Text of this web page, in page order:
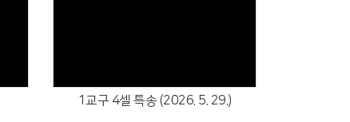
1교구 4셀 특송 (2026. 5. 29.)